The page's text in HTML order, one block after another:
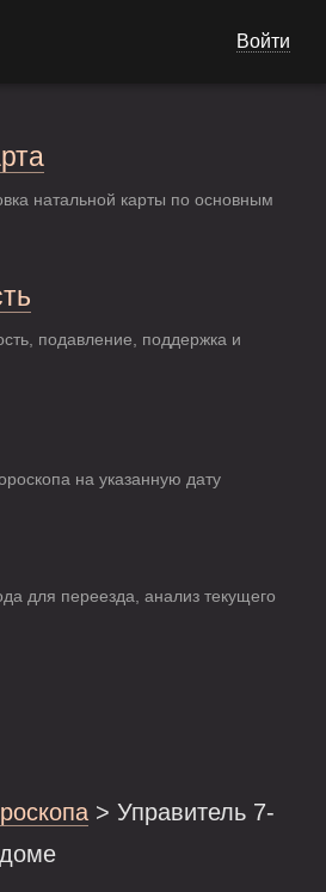
Войти
натальной карты по основным
подавление, поддержка и
на указанную дату
для переезда, анализ текущего
> Управитель 7-